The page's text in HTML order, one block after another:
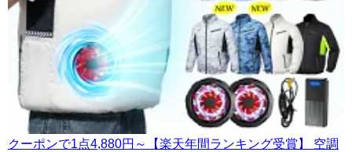
クーポンで1点4,880円～【楽天年間ランキング受賞】 空調